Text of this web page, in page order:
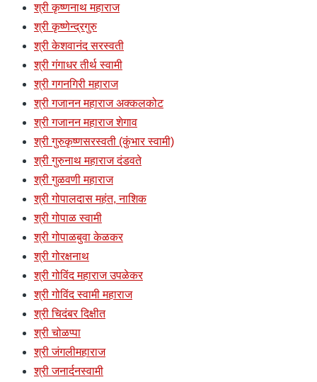
श्री कृष्णनाथ महाराज
श्री कृष्णेन्द्रगुरु
श्री केशवानंद सरस्वती
श्री गंगाधर तीर्थ स्वामी
श्री गगनगिरी महाराज
श्री गजानन महाराज अक्कलकोट
श्री गजानन महाराज शेगाव
श्री गुरुकृष्णसरस्वती (कुंभार स्वामी)
श्री गुरुनाथ महाराज दंडवते
श्री गुळवणी महाराज
श्री गोपालदास महंत, नाशिक
श्री गोपाळ स्वामी
श्री गोपाळबुवा केळकर
श्री गोरक्षनाथ
श्री गोविंद महाराज उपळेकर
श्री गोविंद स्वामी महाराज
श्री चिदंबर दिक्षीत
श्री चोळप्पा
श्री जंगलीमहाराज
श्री जनार्दनस्वामी